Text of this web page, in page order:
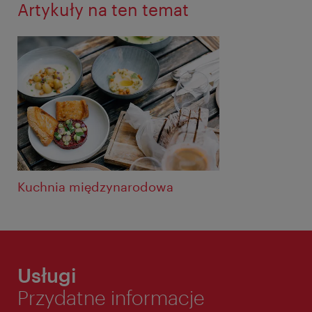
Artykuły na ten temat
Kuchnia międzynarodowa
Usługi
Przydatne informacje